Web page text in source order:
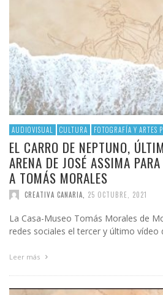
AUDIOVISUAL CULTURA FOTOGRAFÍA Y ARTES
EL CARRO DE NEPTUNO,
ARENA DE JOSÉ ASSIMA
A TOMÁS MORALES
CREATIVA CANARIA 25 OCTUBRE, 2021
La Casa-Museo Tomás Morales de
redes sociales el tercer y último vídeo
Leer más